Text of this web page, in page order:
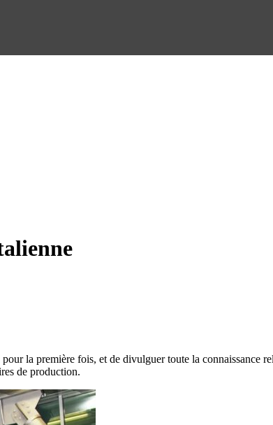
la première fois, et de divulguer toute la connaissance
de production.